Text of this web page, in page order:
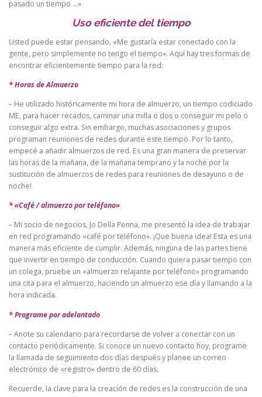
pasado un tiempo …»
Uso eficiente del tiempo
Usted puede estar pensando, «Me gustaría estar conectado con la
gente, pero simplemente no tengo el tiempo». Aquí hay tres formas de
encontrar eficientemente tiempo para la red:
* Horas de Almuerzo
– He utilizado históricamente mi hora de almuerzo, un tiempo codiciado
ME, para hacer recados, caminar una milla o dos o conseguir mi pelo o
conseguir algo extra. Sin embargo, muchas asociaciones y grupos
programan reuniones de redes durante este tiempo. Por lo tanto,
empecé a añadir almuerzos de red. Es una gran manera de preservar
las horas de la mañana, de la mañana temprano y la noche por la
sustitución de almuerzos de redes para reuniones de desayuno o de
noche!
* «Café / almuerzo por teléfono»
– Mi socio de negocios, Jo Della Penna, me presentó la idea de trabajar
en red programando «café por teléfono». ¡Que buena idea! Esta es una
manera más eficiente de cumplir. Además, ninguna de las partes tiene
que invertir en tiempo de conducción. Cuando quiera pasar tiempo con
un colega, pruebe un «almuerzo relajante por teléfono» programando
una cita para el almuerzo, haciendo un almuerzo ese día y llamando a la
hora indicada.
* Programe por adelantado
– Anote su calendario para recordarse de volver a conectar con un
contacto periódicamente. Si conoce un nuevo contacto hoy, programe
la llamada de seguimiento dos días después y planee un correo
electrónico de «registro» dentro de 60 días.
Recuerde, la clave para la creación de redes es la construcción de una